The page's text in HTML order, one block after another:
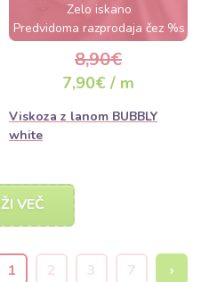
Zelo iskano
Predvidoma razprodaja čez %s
dan
8,90€
7,90€ / m
Viskoza z lanom BUBBLY
white
VEČ
1 2 3 7 ›